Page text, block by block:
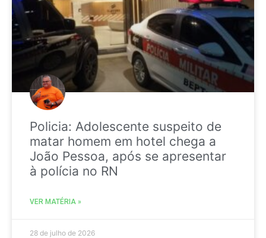
Policia: Adolescente suspeito de
matar homem em hotel chega a
João Pessoa, após se apresentar
à polícia no RN
VER MATÉRIA »
28 de julho de 2026